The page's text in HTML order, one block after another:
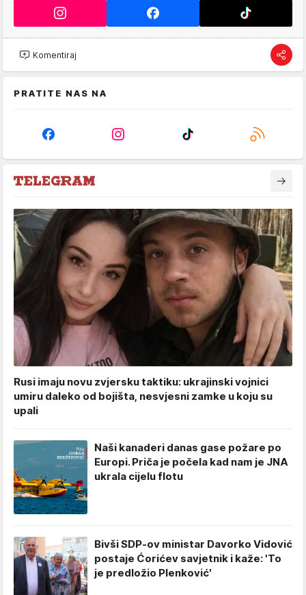
Komentiraj
PRATITE NAS NA
Rusi imaju novu zvjersku taktiku: ukrajinski vojnici
umiru daleko od bojišta, nesvjesni zamke u koju su
upali
Naši kanaderi danas gase požare po
Europi. Priča je počela kad nam je JNA
ukrala cijelu flotu
Bivši SDP-ov ministar Davorko Vidović
postaje Ćorićev savjetnik i kaže: 'To
je predložio Plenković'